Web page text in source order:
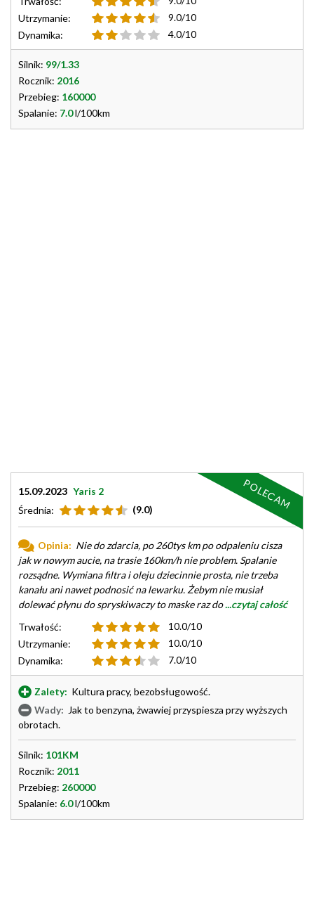
Utrzymanie:
9.0/10
Dynamika:
4.0/10
Silnik: 99/1.33
Rocznik: 2016
Przebieg: 160000
Spalanie: 7.0l/100km
15.09.2023 Yaris 2
Średnia:
(9.0)
Opinia: Nie do zdarcia, po 260tys km po odpaleniu cisza
jak w nowym aucie, na trasie 160km/h nie problem. Spalanie
rozsądne. Wymiana filtra i oleju dziecinnie prosta, nie trzeba
kanału ani nawet podnosić na lewarku. Żebym nie musiał
dolewać płynu do spryskiwaczy to maske raz do...czytaj całość
Trwałość:
10.0/10
Utrzymanie:
10.0/10
Dynamika:
7.0/10
Zalety: Kultura pracy, bezobsługowość.
Wady: Jak to benzyna, żwawiej przyspiesza przy wyższych
obrotach.
Silnik: 101KM
Rocznik: 2011
Przebieg: 260000
Spalanie: 6.0l/100km
POLECAM